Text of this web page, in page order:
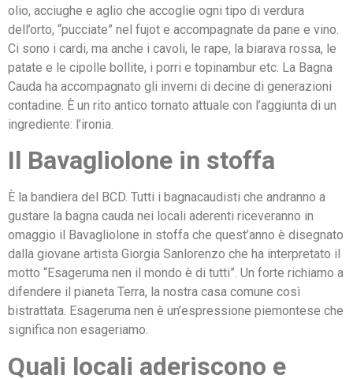
olio, acciughe e aglio che accoglie ogni tipo di verdura
dell’orto, “pucciate” nel fujot e accompagnate da pane e vino.
Ci sono i cardi, ma anche i cavoli, le rape, la biarava rossa, le
patate e le cipolle bollite, i porri e topinambur etc. La Bagna
Cauda ha accompagnato gli inverni di decine di generazioni
contadine. È un rito antico tornato attuale con l’aggiunta di un
ingrediente: l’ironia.
Il Bavagliolone in stoffa
È la bandiera del BCD. Tutti i bagnacaudisti che andranno a
gustare la bagna cauda nei locali aderenti riceveranno in
omaggio il Bavagliolone in stoffa che quest’anno è disegnato
dalla giovane artista Giorgia Sanlorenzo che ha interpretato il
motto “Esageruma nen il mondo è di tutti”. Un forte richiamo a
difendere il pianeta Terra, la nostra casa comune così
bistrattata. Esageruma nen è un’espressione piemontese che
significa non esageriamo.
Quali locali aderiscono e